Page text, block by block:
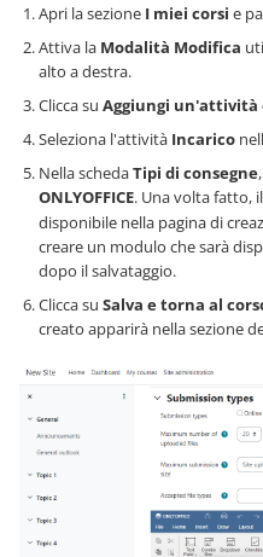
Apri la sezione I miei corsi e
Attiva la Modalità Modifica
alto a destra.
Clicca su Aggiungi un'attività
Seleziona l'attività Incarico
Nella schedaTipi di consegne
ONLYOFFICE. Una volta fatto,
disponibile nella pagina di
creare un modulo che sarà
dopo il salvataggio.
Clicca su Salva e torna al
creato apparirà nella sezione